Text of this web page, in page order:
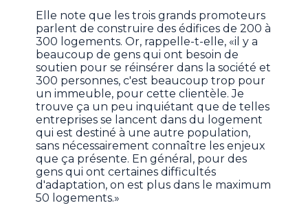
Elle note que les trois grands promoteurs
parlent de construire des édifices de 200 à
300 logements. Or, rappelle-t-elle, «il y a
beaucoup de gens qui ont besoin de
soutien pour se réinsérer dans la société et
300 personnes, c'est beaucoup trop pour
un immeuble, pour cette clientèle. Je
trouve ça un peu inquiétant que de telles
entreprises se lancent dans du logement
qui est destiné à une autre population,
sans nécessairement connaître les enjeux
que ça présente. En général, pour des
gens qui ont certaines difficultés
d'adaptation, on est plus dans le maximum
50 logements.»